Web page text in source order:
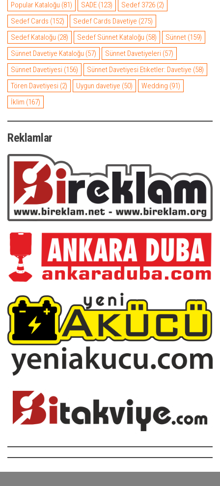
Popular Kataloğu (81) SADE (123) Sedef 3726 (2)
Sedef Cards (152) Sedef Cards Davetiye (275)
Sedef Kataloğu (28) Sedef Sünnet Kataloğu (58) Sünnet (159)
Sünnet Davetiye Kataloğu (57) Sünnet Davetiyeleri (57)
Sünnet Davetiyesi (156) Sünnet Davetiyesi Etiketler: Davetiye (58)
Tören Davetiyesi (2) Uygun davetiye (50) Wedding (91)
İklim (167)
Reklamlar